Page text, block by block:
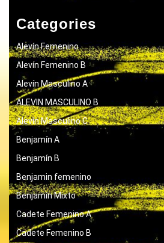
Categories
Alevín Femenino
Alevín Femenino B
Alevín Masculino A
ALEVIN MASCULINO B
Alevín Masculino C
Benjamín A
Benjamín B
Benjamin femenino
Benjamín Mixto
Cadete Femenino A
Cadete Femenino B